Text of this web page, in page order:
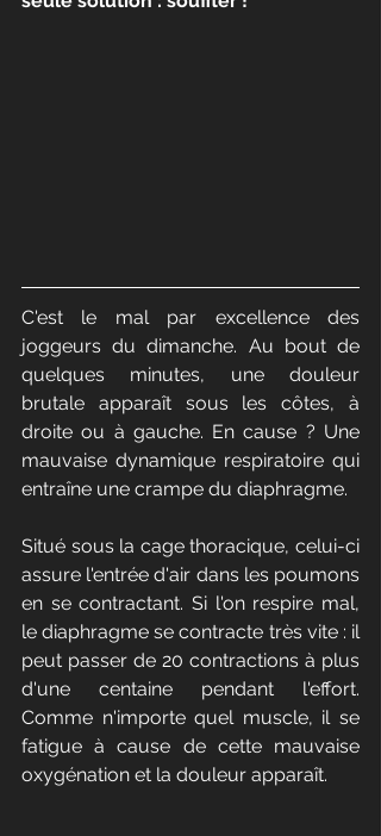
C'est le mal par excellence des
joggeurs du dimanche. Au bout de
quelques minutes, une douleur
brutale apparaît sous les côtes, à
droite ou à gauche. En cause ? Une
mauvaise dynamique respiratoire qui
entraîne une crampe du diaphragme.
Situé sous la cage thoracique, celui-ci
assure l'entrée d'air dans les poumons
en se contractant. Si l'on respire mal,
le diaphragme se contracte très vite : il
peut passer de 20 contractions à plus
d'une centaine pendant l'effort.
Comme n'importe quel muscle, il se
fatigue à cause de cette mauvaise
oxygénation et la douleur apparaît.